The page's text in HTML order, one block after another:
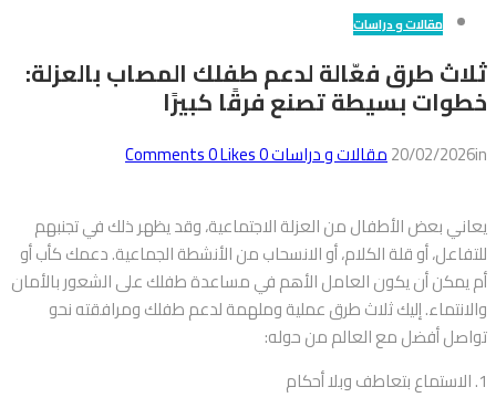
مقالات و دراسات
ثلاث طرق فعّالة لدعم طفلك المصاب بالعزلة:
خطوات بسيطة تصنع فرقًا كبيرًا
20/02/2026in مقالات و دراسات0
Comments
0Likes
يعاني بعض الأطفال من العزلة الاجتماعية، وقد يظهر ذلك في تجنبهم
للتفاعل، أو قلة الكلام، أو الانسحاب من الأنشطة الجماعية. دعمك كأب أو
أم يمكن أن يكون العامل الأهم في مساعدة طفلك على الشعور بالأمان
والانتماء. إليك ثلاث طرق عملية وملهمة لدعم طفلك ومرافقته نحو
تواصل أفضل مع العالم من حوله:
1. الاستماع بتعاطف وبلا أحكام